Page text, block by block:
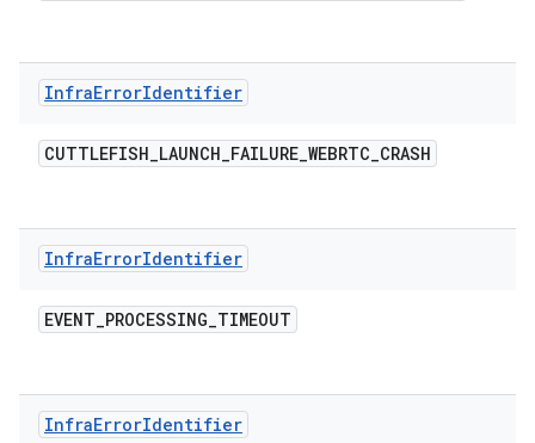
InfraErrorIdentifier
CUTTLEFISH_LAUNCH_FAILURE_WEBRTC_CRASH
InfraErrorIdentifier
EVENT_PROCESSING_TIMEOUT
InfraErrorIdentifier